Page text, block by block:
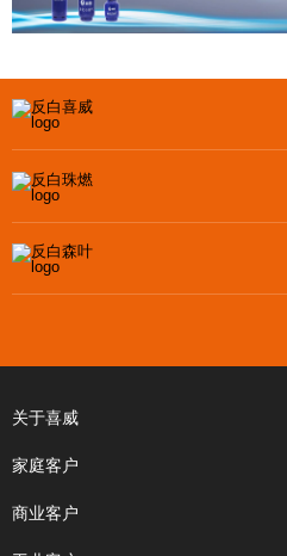
关于喜威
家庭客户
商业客户